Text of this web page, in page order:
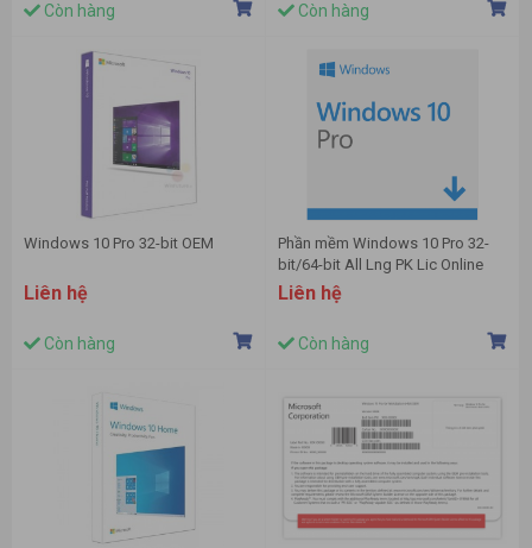
Còn hàng Còn hàng
Windows 10 Pro 32-bit OEM
Liên hệ
Còn hàng
Phần mềm Windows 10 Pro 32-
bit/64-bit All Lng PK Lic Online
DwnLd NR (FQC-09131) - Key
Liên hệ
Còn hàng